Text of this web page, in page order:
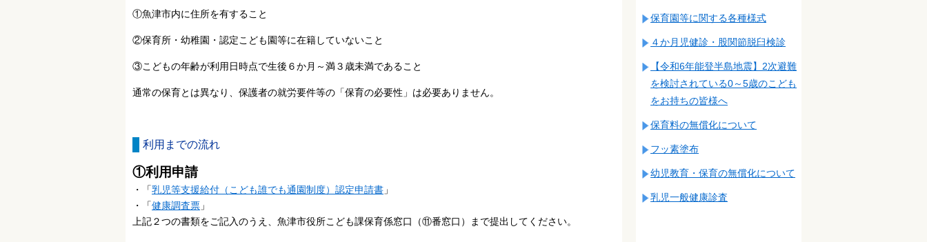
①魚津市内に住所を有すること
②保育所・幼稚園・認定こども園等に在籍していないこと
③こどもの年齢が利用日時点で生後６か月～満３歳未満であること
通常の保育とは異なり、保護者の就労要件等の「保育の必要性」は必要ありません。
利用までの流れ
①利用申請
・「乳児等支援給付（こども誰でも通園制度）認定申請書 」
・「健康調査票 」
上記２つの書類をご記入のうえ、魚津市役所こども課保育係窓口（⑪番窓口）まで提出してください。
保育園等に関する各種様式
４か月児健診・股関節脱臼検診
【令和6年能登半島地震】2次避難
を検討されている0～5歳のこども
をお持ちの皆様へ
保育料の無償化について
フッ素塗布
幼児教育・保育の無償化について
乳児一般健康診査